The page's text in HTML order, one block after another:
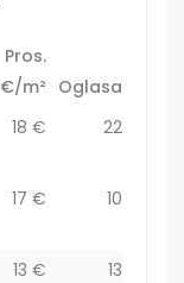
Pros.
€/m² Oglasa
18 € 22
17 € 10
13 € 13